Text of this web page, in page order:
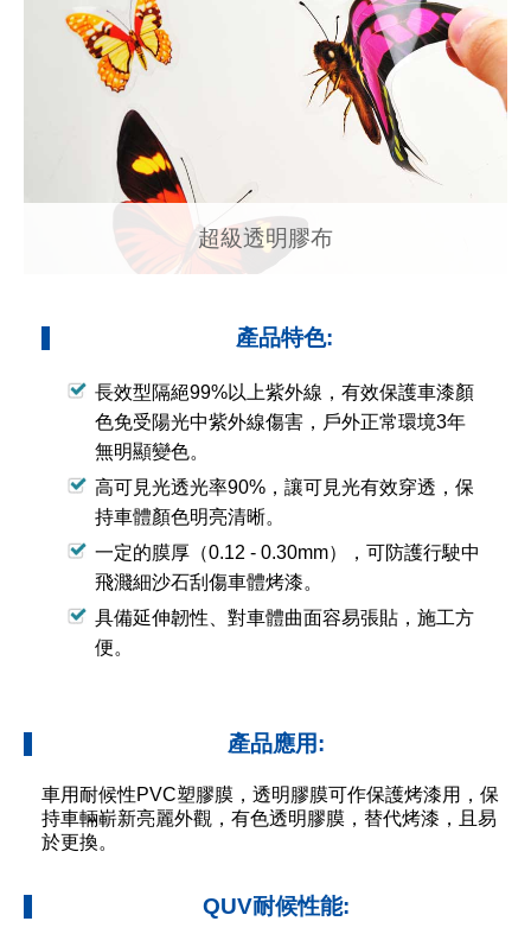
超級透明膠布
產品特色:
長效型隔絕99%以上紫外線，有效保護車漆顏
色免受陽光中紫外線傷害，戶外正常環境3年
無明顯變色。
高可見光透光率90%，讓可見光有效穿透，保
持車體顏色明亮清晰。
一定的膜厚（0.12 - 0.30mm），可防護行駛中
飛濺細沙石刮傷車體烤漆。
具備延伸韌性、對車體曲面容易張貼，施工方
便。
產品應用:
車用耐候性PVC塑膠膜，透明膠膜可作保護烤漆用，保
持車輛嶄新亮麗外觀，有色透明膠膜，替代烤漆，且易
於更換。
QUV耐候性能: